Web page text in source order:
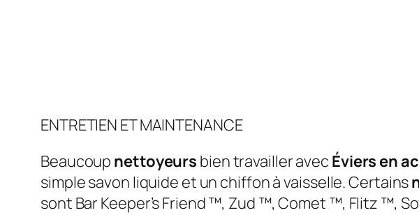
ENTRETIEN ET MAINTENANCE
Beaucoup nettoyeurs bien travailler avec Éviers en
simple savon liquide et un chiffon à vaisselle. Certains
sont Bar Keeper’s Friend ™, Zud ™, Comet ™, Flitz ™,